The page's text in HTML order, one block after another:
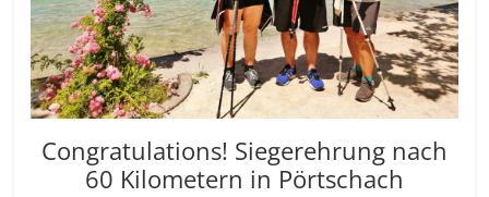
Congratulations! Siegerehrung nach
60 Kilometern in Pörtschach